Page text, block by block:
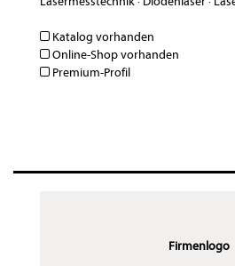
Katalog vorhanden
Online-Shop vorhanden
Premium-Profil
Firmenlogo